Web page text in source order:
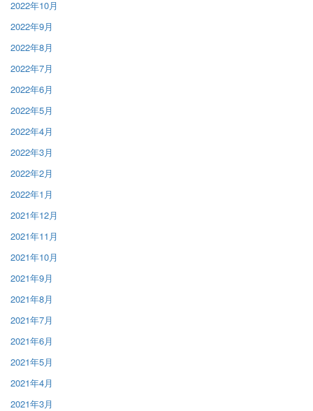
2022年10月
2022年9月
2022年8月
2022年7月
2022年6月
2022年5月
2022年4月
2022年3月
2022年2月
2022年1月
2021年12月
2021年11月
2021年10月
2021年9月
2021年8月
2021年7月
2021年6月
2021年5月
2021年4月
2021年3月